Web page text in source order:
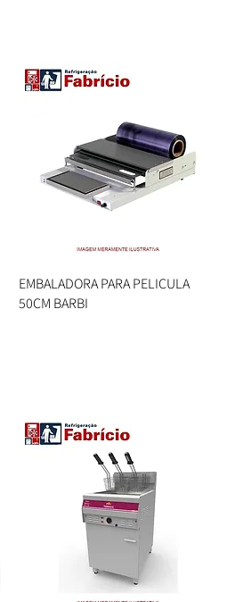
Visualização rápida
EMBALADORA PARA PELICULA
50CM BARBI